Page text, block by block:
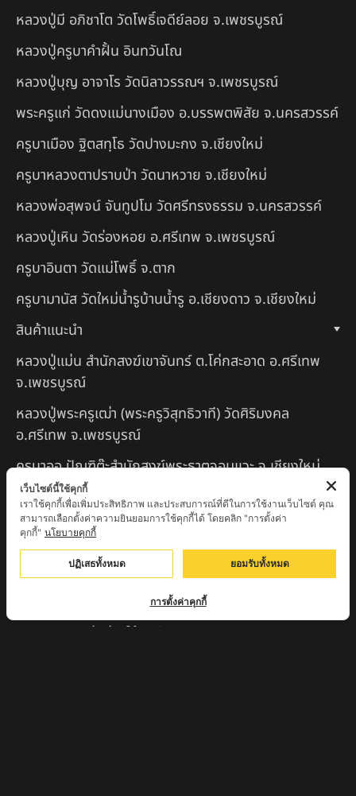
หลวงปู่มี อภิชาโต วัดโพธิ์เจดีย์ลอย จ.เพชรบูรณ์
หลวงปู่ครูบาคำฝั้น อินทวันโณ
หลวงปู่บุญ อาจาโร วัดนิลาวรรณฯ จ.เพชรบูรณ์
พระครูแก่ วัดดงแม่นางเมือง อ.บรรพตพิสัย จ.นครสวรรค์
ครูบาเมือง ฐิตสทฺโธ วัดปางมะกง จ.เชียงใหม่
ครูบาหลวงตาปราบป่า วัดนาหวาย จ.เชียงใหม่
หลวงพ่อสุพจน์ จันทูปโม วัดศรีทรงธรรม จ.นครสวรรค์
หลวงปู่เหิน วัดร่องหอย อ.ศรีเทพ จ.เพชรบูรณ์
ครูบาอินตา วัดแม่โพธิ์ จ.ตาก
ครูบามานัส วัดใหม่น้ำรูบ้านน้ำรู อ.เชียงดาว จ.เชียงใหม่
สินค้าแนะนำ
หลวงปู่แม่น สำนักสงฆ์เขาจันทร์ ต.โค่กสะอาด อ.ศรีเทพ
จ.เพชรบูรณ์
หลวงปู่พระครูเฒ่า (พระครูวิสุทธิวาที) วัดศิริมงคล
อ.ศรีเทพ จ.เพชรบูรณ์
ครูบาออ ปัณฑิต๊ะสำนักสงฆ์พระธาตุจอมแวะ จ.เชียงใหม่
หลวงปู่สยาก๊วนพระชะยะ อินต๊ะวังโส วัดพระบาทผาผึ้ง
อำเภอลี้ จ.ลำพูน
หลวงตาชา สำนักสงฆ์ ถ้ำคองหลู ต.เชียงดาว อ.เชียงดาว
จ.เชียงใหม่ เสก
ครูบานะ ชินวํโส สำนักสงฆ์ดอยอีฮุย จ.ลำพูน
ครูบาเลิศ วัดทุ่งม่านใต้ จ.ลำปาง
เว็บไซต์นี้ใช้คุกกี้
เราใช้คุกกี้เพื่อเพิ่มประสิทธิภาพ และประสบการณ์ที่ดีในการใช้งานเว็บไซต์ คุณ
สามารถเลือกตั้งค่าความยินยอมการใช้คุกกี้ได้ โดยคลิก "การตั้งค่า
คุกกี้" นโยบายคุกกี้
ปฏิเสธทั้งหมด ยอมรับทั้งหมด
การตั้งค่าคุกกี้